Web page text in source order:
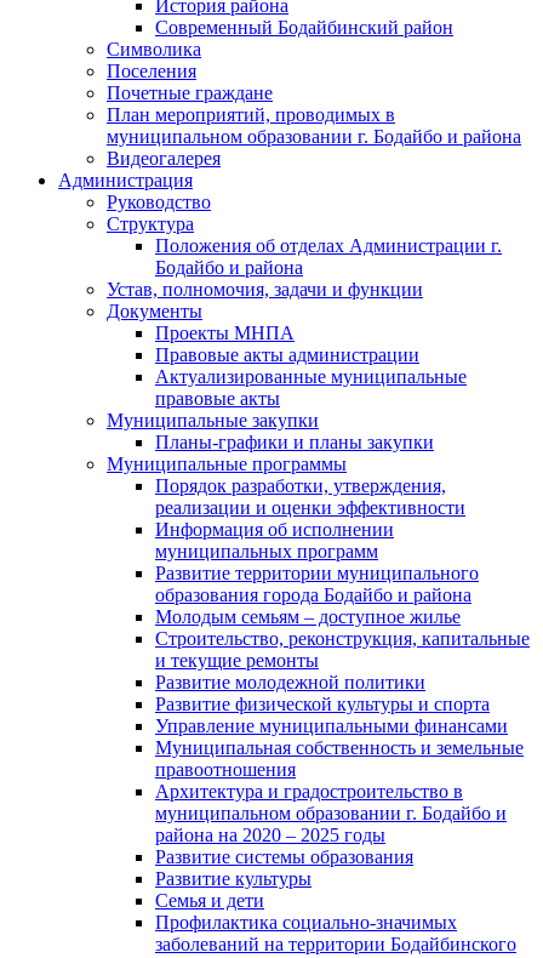
История района
Современный Бодайбинский район
Символика
Поселения
Почетные граждане
План мероприятий, проводимых в
муниципальном образовании г. Бодайбо и района
Видеогалерея
Администрация
Руководство
Структура
Положения об отделах Администрации г.
Бодайбо и района
Устав, полномочия, задачи и функции
Документы
Проекты МНПА
Правовые акты администрации
Актуализированные муниципальные
правовые акты
Муниципальные закупки
Планы-графики и планы закупки
Муниципальные программы
Порядок разработки, утверждения,
реализации и оценки эффективности
Информация об исполнении
муниципальных программ
Развитие территории муниципального
образования города Бодайбо и района
Молодым семьям – доступное жилье
Строительство, реконструкция, капитальные
и текущие ремонты
Развитие молодежной политики
Развитие физической культуры и спорта
Управление муниципальными финансами
Муниципальная собственность и земельные
правоотношения
Архитектура и градостроительство в
муниципальном образовании г. Бодайбо и
района на 2020 – 2025 годы
Развитие системы образования
Развитие культуры
Семья и дети
Профилактика социально-значимых
заболеваний на территории Бодайбинского